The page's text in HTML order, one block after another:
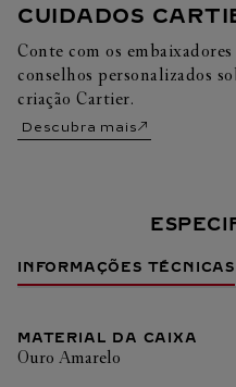
CUIDADOS
Conte com os
conselhos personalizados
criação Cartier.
Descubra mais
INFORMAÇÕES TÉCNICAS
MATERIAL DA CAIXA
Ouro Amarelo